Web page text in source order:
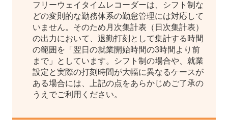
フリーウェイタイムレコーダーは、シフト制な
どの変則的な勤務体系の勤怠管理には対応して
いません。そのため月次集計表（日次集計表）
の出力において、退勤打刻として集計する時間
の範囲を「翌日の就業開始時間の3時間より前
まで」としています。シフト制の場合や、就業
設定と実際の打刻時間が大幅に異なるケースが
ある場合には、上記の点をあらかじめご了承の
うえでご利用ください。